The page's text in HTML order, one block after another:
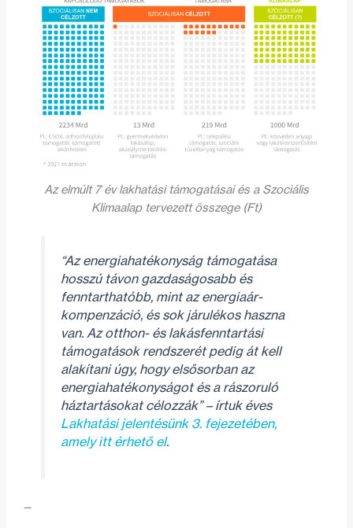
Az elmúlt 7 év lakhatási támogatásai és a Szociális
Klímaalap tervezett összege (Ft)
“Az energiahatékonyság támogatása
hosszú távon gazdaságosabb és
fenntarthatóbb, mint az energiaár-
kompenzáció, és sok járulékos haszna
van. Az otthon- és lakásfenntartási
támogatások rendszerét pedig át kell
alakítani úgy, hogy elsősorban az
energiahatékonyságot és a rászoruló
háztartásokat célozzák”– írtuk éves
Lakhatási jelentésünk 3. fejezetében,
amely itt érhető el.
—